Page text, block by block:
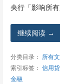
央行「影响所
继续阅读 →
分类目录： 所有
索引标签： 信用
金融